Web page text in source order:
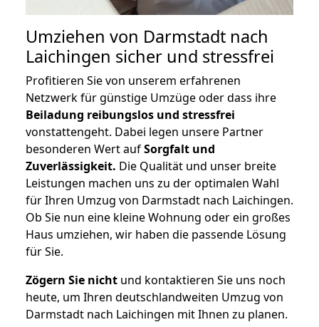
Umziehen von Darmstadt nach
Laichingen sicher und stressfrei
Profitieren Sie von unserem erfahrenen
Netzwerk für günstige Umzüge oder dass ihre
Beiladung reibungslos und stressfrei
vonstattengeht. Dabei legen unsere Partner
besonderen Wert aufSorgfalt und
Zuverlässigkeit. Die Qualität und unser breite
Leistungen machen uns zu der optimalen Wahl
für Ihren Umzug von Darmstadt nach Laichingen.
Ob Sie nun eine kleine Wohnung oder ein großes
Haus umziehen, wir haben die passende Lösung
für Sie.
Zögern Sie nicht und kontaktieren Sie uns noch
heute, um Ihren deutschlandweiten Umzug von
Darmstadt nach Laichingen mit Ihnen zu planen.